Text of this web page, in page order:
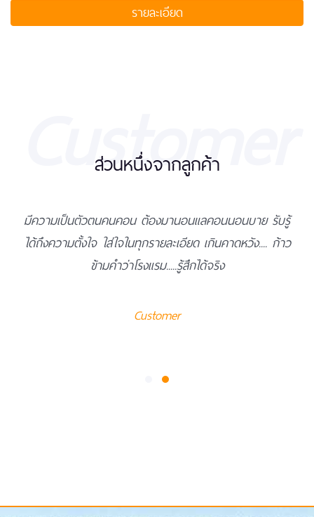
รายละเอียด
Customer
ส่วนหนึ่งจากลูกค้า
คิดไม่ผิดที่เลือกมานอนแลคอนนอนบาย บริการดีเยี่ยม
พนักงานน่ารักดูแลใส่ใจ ที่พักสะอาดมาก ชั้นดาดฟ้ามองเห็น
พระบรมธาตุ ใครชอบถ่ายรูปต้องถูกใจแน่นอนค่ะ คุ้มค่ามาก